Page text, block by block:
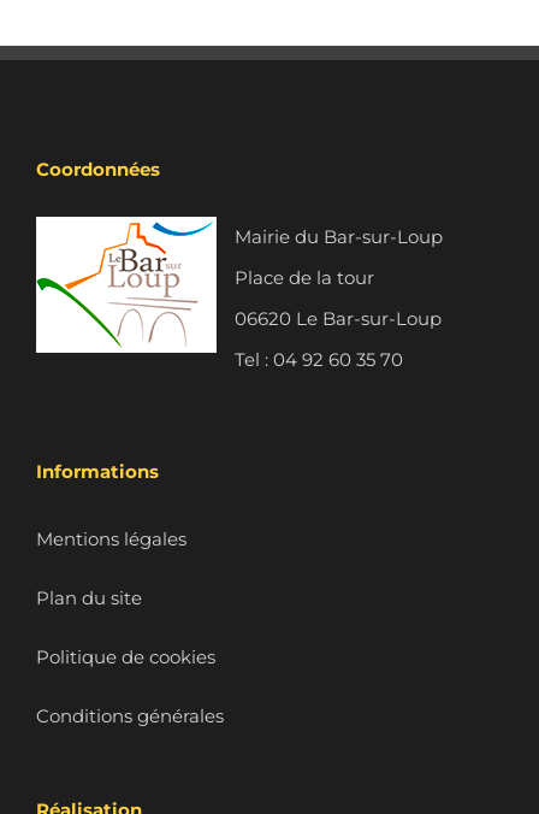
Coordonnées
Mairie du Bar-sur-Loup
Place de la tour
06620 Le Bar-sur-Loup
Tel : 04 92 60 35 70
Informations
Mentions légales
Plan du site
Politique de cookies
Conditions générales